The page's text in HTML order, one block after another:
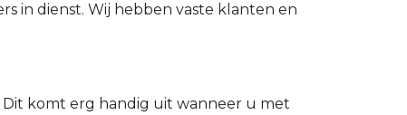
in dienst. Wij hebben vaste klanten en
komt erg handig uit wanneer u met